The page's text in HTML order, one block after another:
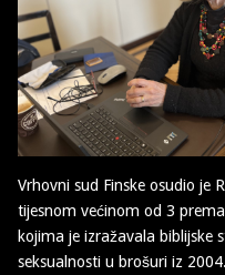
Vrhovni sud Finske osudio je
tijesnom većinom od 3
kojima je izražavala biblijske
seksualnosti u brošuri iz